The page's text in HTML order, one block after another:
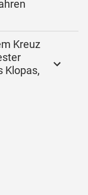
Kreuz
Klopas,